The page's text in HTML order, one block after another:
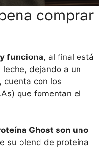
comprar
funciona, al final está
dejando a un
cuenta con los
que fomentan el
Ghost son uno
su blend de proteína